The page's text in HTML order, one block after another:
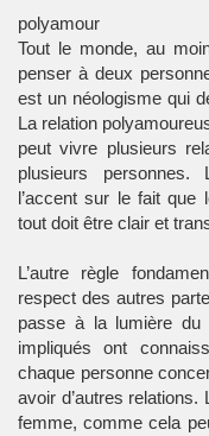
polyamour
Tout le monde, au
penser à deux
est un néologisme qui
La relation
peut vivre plusieurs
plusieurs
l’accent sur le fait que
tout doit être clair et
L’autre règle
respect des autres
passe à la lumière du
impliqués ont
chaque personne
avoir d’autres relations.
femme, comme cela